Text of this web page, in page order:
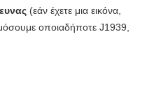
(εάν έχετε μια εικόνα,
οποιαδήποτε J1939,